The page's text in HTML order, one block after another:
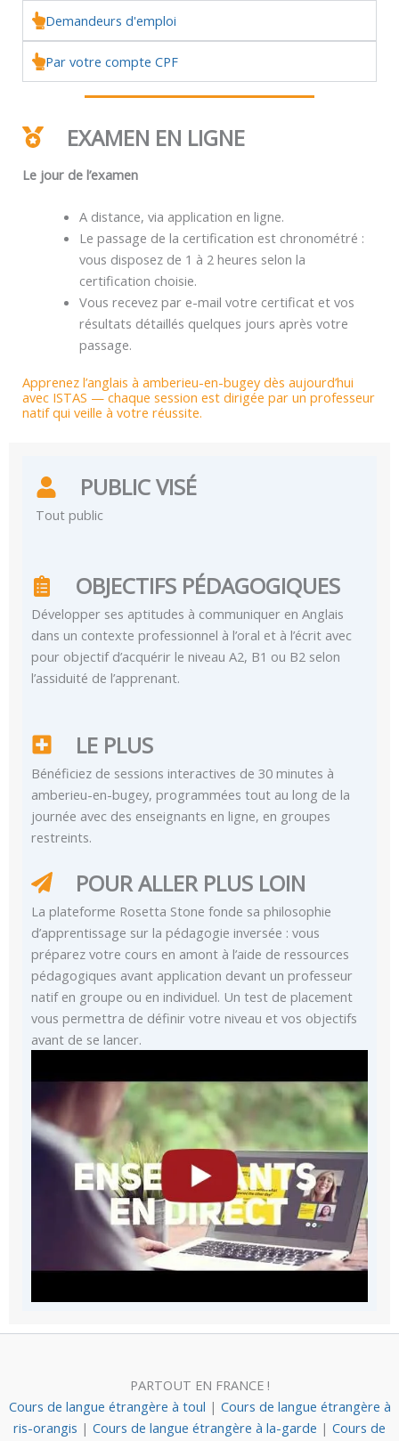
Demandeurs d'emploi
Par votre compte CPF
EXAMEN EN LIGNE
Le jour de l’examen
A distance, via application en ligne.
Le passage de la certification est chronométré :
vous disposez de 1 à 2 heures selon la
certification choisie.
Vous recevez par e-mail votre certificat et vos
résultats détaillés quelques jours après votre
passage.
Apprenez l’anglais à amberieu-en-bugey dès aujourd’hui
avec ISTAS — chaque session est dirigée par un professeur
natif qui veille à votre réussite.
PUBLIC VISÉ
Tout public
OBJECTIFS PÉDAGOGIQUES
Développer ses aptitudes à communiquer en Anglais
dans un contexte professionnel à l’oral et à l’écrit avec
pour objectif d’acquérir le niveau A2, B1 ou B2 selon
l’assiduité de l’apprenant.
LE PLUS
Bénéficiez de sessions interactives de 30 minutes à
amberieu-en-bugey, programmées tout au long de la
journée avec des enseignants en ligne, en groupes
restreints.
POUR ALLER PLUS LOIN
La plateforme Rosetta Stone fonde sa philosophie
d’apprentissage sur la pédagogie inversée : vous
préparez votre cours en amont à l’aide de ressources
pédagogiques avant application devant un professeur
natif en groupe ou en individuel. Un test de placement
vous permettra de définir votre niveau et vos objectifs
avant de se lancer.
PARTOUT EN FRANCE !
Cours de langue étrangère à toul | Cours de langue étrangère à
ris-orangis | Cours de langue étrangère à la-garde | Cours de